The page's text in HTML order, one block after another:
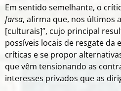
Em sentido semelhante, o
farsa, afirma que, nos últimos
[culturais]”, cujo principal
possíveis locais de resgate da
críticas e se propor
que vêm tensionando as
interesses privados que as